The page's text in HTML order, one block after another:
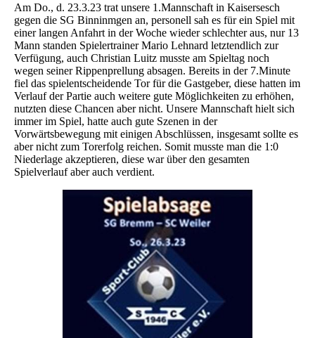
Am Do., d. 23.3.23 trat unsere 1.Mannschaft in Kaisersesch
gegen die SG Binninmgen an, personell sah es für ein Spiel mit
einer langen Anfahrt in der Woche wieder schlechter aus, nur 13
Mann standen Spielertrainer Mario Lehnard letztendlich zur
Verfügung, auch Christian Luitz musste am Spieltag noch
wegen seiner Rippenprellung absagen. Bereits in der 7.Minute
fiel das spielentscheidende Tor für die Gastgeber, diese hatten im
Verlauf der Partie auch weitere gute Möglichkeiten zu erhöhen,
nutzten diese Chancen aber nicht. Unsere Mannschaft hielt sich
immer im Spiel, hatte auch gute Szenen in der
Vorwärtsbewegung mit einigen Abschlüssen, insgesamt sollte es
aber nicht zum Torerfolg reichen. Somit musste man die 1:0
Niederlage akzeptieren, diese war über den gesamten
Spielverlauf aber auch verdient.